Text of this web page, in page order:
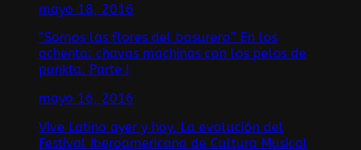
mayo 18, 2016
“Somos las flores del basurero” En los
ochenta: chavas machinas con los pelos de
punkta. Parte I
mayo 16, 2016
Vive Latino ayer y hoy. La evolución del
Festival Iberoamericano de Cultura Musical